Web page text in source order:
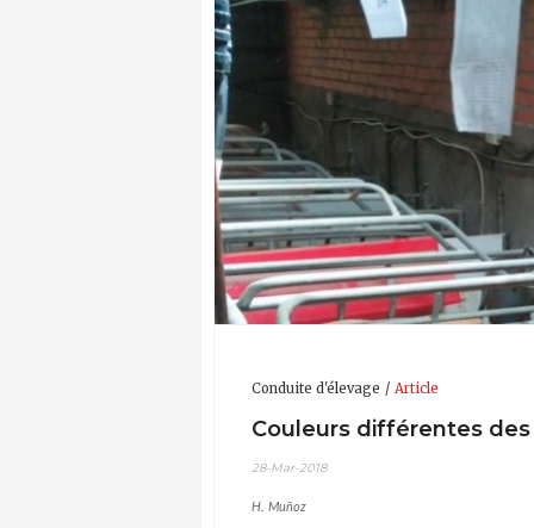
Conduite d'élevage Article
Couleurs différentes
28-Mar-2018
H. Muñoz